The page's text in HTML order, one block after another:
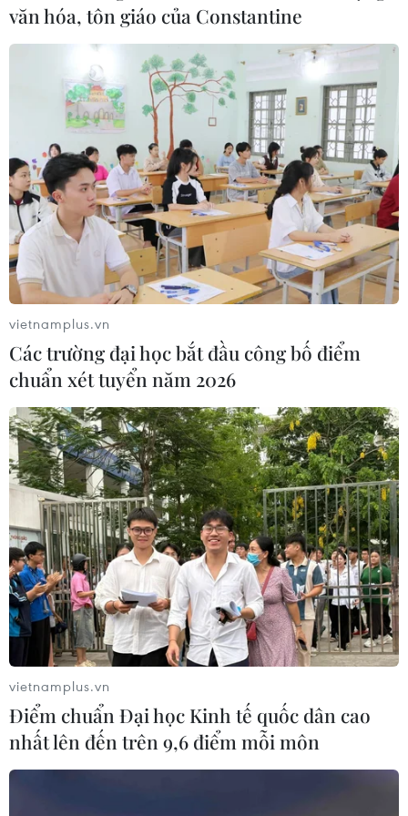
(nguồn kinh phí do các nhà hảo tâm đóng góp)
tỉnh Tây Nguyên và vùng phụ cận./.
(TTXVN)
#Tây Nguyên
#Ban Chỉ đạo
#Đại tướng Trần Đại Quang
#Thu hút đầu tư
Đắk Lắk
Pháp
Theo dõi VietnamPlus
TIN CÙNG CHUYÊN MỤC
văn hóa, tôn giáo của Constantine
vietnamplus.vn
Các trường đại học bắt đầu công bố điểm
chuẩn xét tuyển năm 2026
vietnamplus.vn
Điểm chuẩn Đại học Kinh tế quốc dân cao
nhất lên đến trên 9,6 điểm mỗi môn